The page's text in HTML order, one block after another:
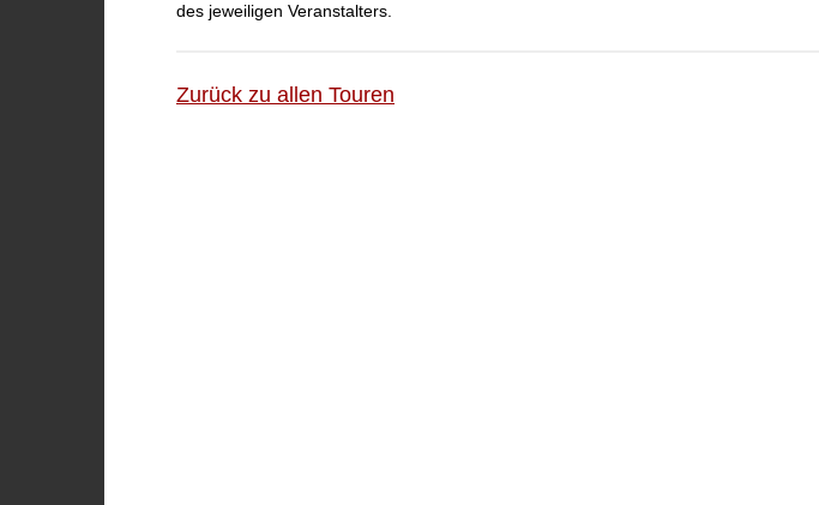
des jeweiligen Veranstalters.
Zurück zu allen Touren